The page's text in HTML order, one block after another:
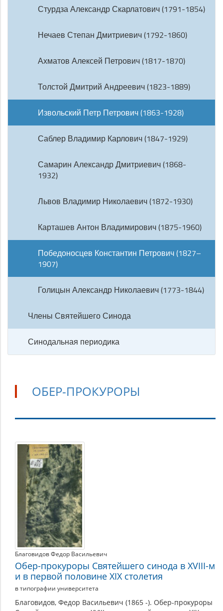
Стурдза Александр Скарлатович (1791-1854)
Нечаев Степан Дмитриевич (1792-1860)
Ахматов Алексей Петрович (1817-1870)
Толстой Дмитрий Андреевич (1823-1889)
Извольский Петр Петрович (1863-1928)
Саблер Владимир Карлович (1847-1929)
Самарин Александр Дмитриевич (1868-
1932)
Львов Владимир Николаевич (1872-1930)
Карташев Антон Владимирович (1875-1960)
Победоносцев Константин Петрович (1827–
1907)
Голицын Александр Николаевич (1773-1844)
Члены Святейшего Синода
Синодальная периодика
ОБЕР-ПРОКУРОРЫ
Обер-
прокуроры
Благовидов Федор Васильевич
Обер-прокуроры Святейшего синода в XVIII-м
и в первой половине XIX столетия
в типографии университета
Благовидов, Федор Васильевич (1865 -). Обер-прокуроры